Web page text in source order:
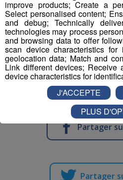
Animateur d'accueil
d'entretien (H-F)
Mécanicien parc roulant
Ouvrier agricole
Partager
Partager
improve products; Create a
Select personalised content;
and debug; Technically
technologies may process
and browsing data to offer
scan device characteristics for
geolocation data; Match and
Link different devices; Receive
device characteristics for
J'ACCEPTE
PLUS